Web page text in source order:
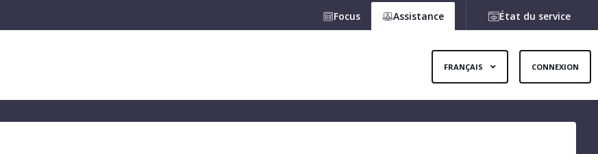
Focus Assistance État du service
FRANÇAIS CONNEXION